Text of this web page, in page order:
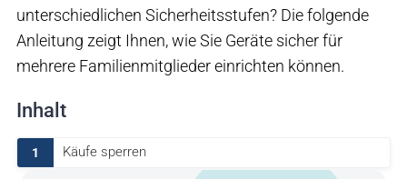
unterschiedlichen Sicherheitsstufen? Die folgende
Anleitung zeigt Ihnen, wie Sie Geräte sicher für
mehrere Familienmitglieder einrichten können.
Inhalt
1 Käufe sperren